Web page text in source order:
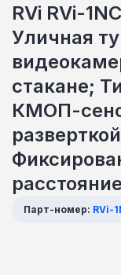
RVi RVi-
Уличная
стакане;
КМОП-
расстояние
Парт-номер: RVi-